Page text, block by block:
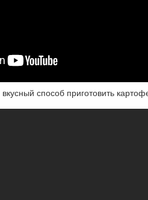
способ приготовить